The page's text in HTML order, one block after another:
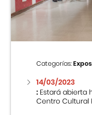
Categorías:
14/03/2023
:Estará abierta
Centro Cultural